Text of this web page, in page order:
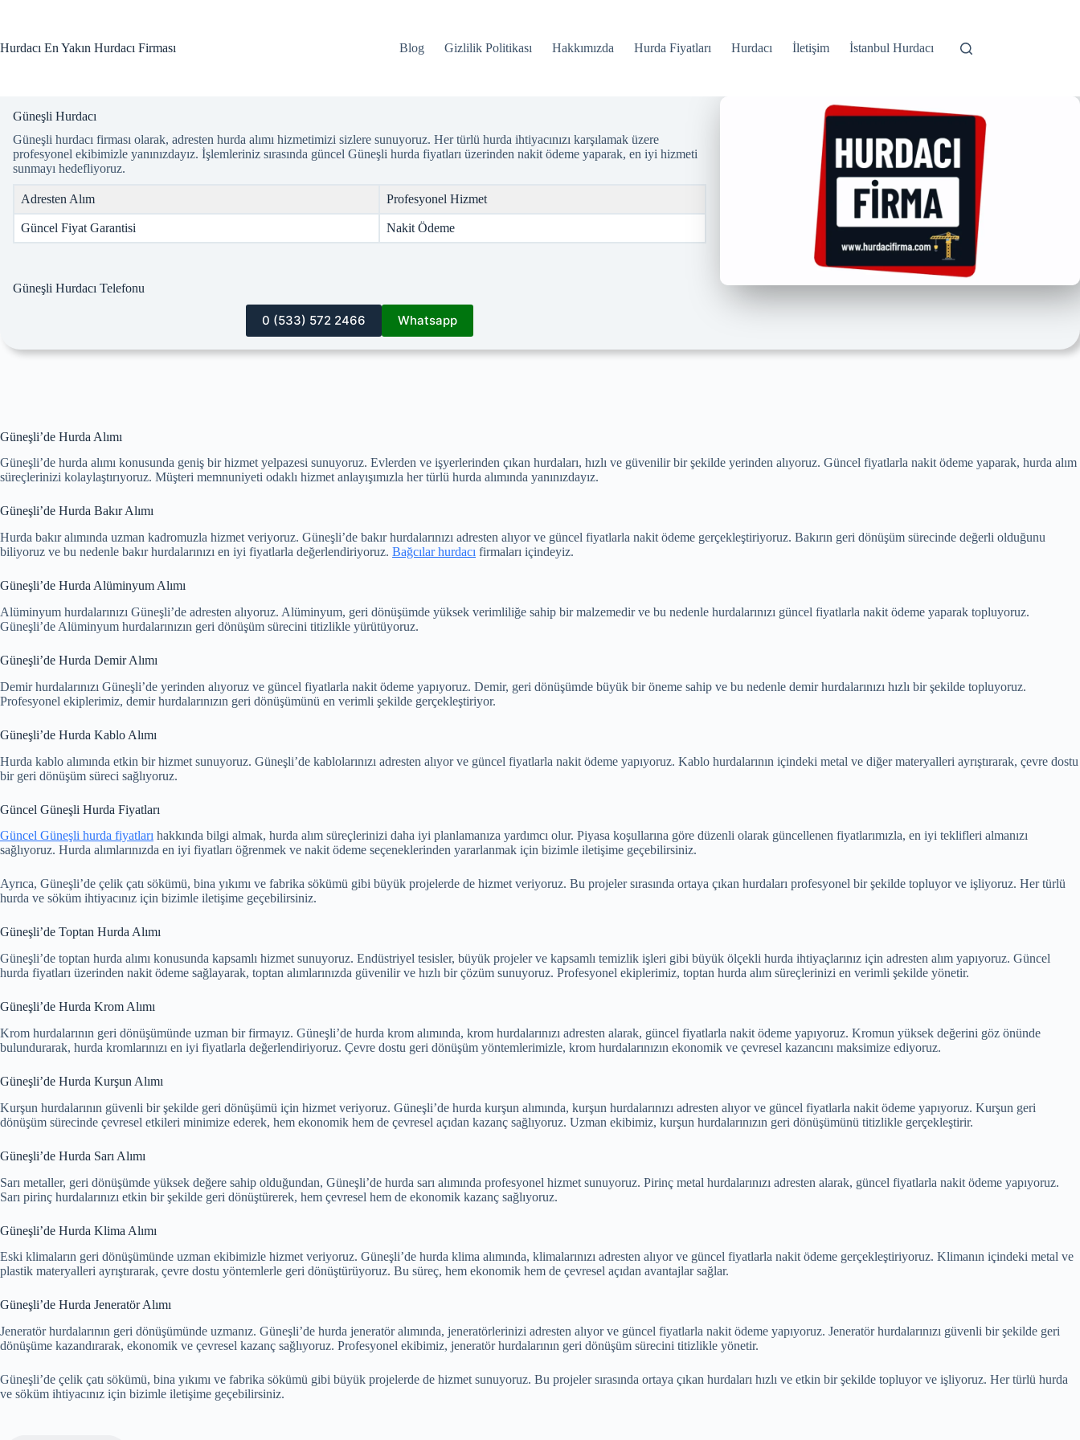
Hurdacı En Yakın Hurdacı Firması
Blog Gizlilik Politikası Hakkımızda Hurda Fiyatları Hurdacı İletişim İstanbul Hurdacı
Güneşli Hurdacı
Güneşli hurdacı firması olarak, adresten hurda alımı hizmetimizi sizlere sunuyoruz. Her türlü hurda ihtiyacınızı karşılamak üzere
profesyonel ekibimizle yanınızdayız. İşlemleriniz sırasında güncel Güneşli hurda fiyatları üzerinden nakit ödeme yaparak, en iyi hizmeti
sunmayı hedefliyoruz.
Adresten Alım Profesyonel Hizmet
Güncel Fiyat Garantisi Nakit Ödeme
Güneşli Hurdacı Telefonu
0 (533) 572 2466 Whatsapp
Güneşli’de Hurda Alımı
Güneşli’de hurda alımı konusunda geniş bir hizmet yelpazesi sunuyoruz. Evlerden ve işyerlerinden çıkan hurdaları, hızlı ve güvenilir bir şekilde yerinden alıyoruz. Güncel fiyatlarla nakit ödeme yaparak, hurda alım
süreçlerinizi kolaylaştırıyoruz. Müşteri memnuniyeti odaklı hizmet anlayışımızla her türlü hurda alımında yanınızdayız.
Güneşli’de Hurda Bakır Alımı
Hurda bakır alımında uzman kadromuzla hizmet veriyoruz. Güneşli’de bakır hurdalarınızı adresten alıyor ve güncel fiyatlarla nakit ödeme gerçekleştiriyoruz. Bakırın geri dönüşüm sürecinde değerli olduğunu
biliyoruz ve bu nedenle bakır hurdalarınızı en iyi fiyatlarla değerlendiriyoruz. Bağcılar hurdacı firmaları içindeyiz.
Güneşli’de Hurda Alüminyum Alımı
Alüminyum hurdalarınızı Güneşli’de adresten alıyoruz. Alüminyum, geri dönüşümde yüksek verimliliğe sahip bir malzemedir ve bu nedenle hurdalarınızı güncel fiyatlarla nakit ödeme yaparak topluyoruz.
Güneşli’de Alüminyum hurdalarınızın geri dönüşüm sürecini titizlikle yürütüyoruz.
Güneşli’de Hurda Demir Alımı
Demir hurdalarınızı Güneşli’de yerinden alıyoruz ve güncel fiyatlarla nakit ödeme yapıyoruz. Demir, geri dönüşümde büyük bir öneme sahip ve bu nedenle demir hurdalarınızı hızlı bir şekilde topluyoruz.
Profesyonel ekiplerimiz, demir hurdalarınızın geri dönüşümünü en verimli şekilde gerçekleştiriyor.
Güneşli’de Hurda Kablo Alımı
Hurda kablo alımında etkin bir hizmet sunuyoruz. Güneşli’de kablolarınızı adresten alıyor ve güncel fiyatlarla nakit ödeme yapıyoruz. Kablo hurdalarının içindeki metal ve diğer materyalleri ayrıştırarak, çevre dostu
bir geri dönüşüm süreci sağlıyoruz.
Güncel Güneşli Hurda Fiyatları
Güncel Güneşli hurda fiyatları hakkında bilgi almak, hurda alım süreçlerinizi daha iyi planlamanıza yardımcı olur. Piyasa koşullarına göre düzenli olarak güncellenen fiyatlarımızla, en iyi teklifleri almanızı
sağlıyoruz. Hurda alımlarınızda en iyi fiyatları öğrenmek ve nakit ödeme seçeneklerinden yararlanmak için bizimle iletişime geçebilirsiniz.
Ayrıca, Güneşli’de çelik çatı sökümü, bina yıkımı ve fabrika sökümü gibi büyük projelerde de hizmet veriyoruz. Bu projeler sırasında ortaya çıkan hurdaları profesyonel bir şekilde topluyor ve işliyoruz. Her türlü
hurda ve söküm ihtiyacınız için bizimle iletişime geçebilirsiniz.
Güneşli’de Toptan Hurda Alımı
Güneşli’de toptan hurda alımı konusunda kapsamlı hizmet sunuyoruz. Endüstriyel tesisler, büyük projeler ve kapsamlı temizlik işleri gibi büyük ölçekli hurda ihtiyaçlarınız için adresten alım yapıyoruz. Güncel
hurda fiyatları üzerinden nakit ödeme sağlayarak, toptan alımlarınızda güvenilir ve hızlı bir çözüm sunuyoruz. Profesyonel ekiplerimiz, toptan hurda alım süreçlerinizi en verimli şekilde yönetir.
Güneşli’de Hurda Krom Alımı
Krom hurdalarının geri dönüşümünde uzman bir firmayız. Güneşli’de hurda krom alımında, krom hurdalarınızı adresten alarak, güncel fiyatlarla nakit ödeme yapıyoruz. Kromun yüksek değerini göz önünde
bulundurarak, hurda kromlarınızı en iyi fiyatlarla değerlendiriyoruz. Çevre dostu geri dönüşüm yöntemlerimizle, krom hurdalarınızın ekonomik ve çevresel kazancını maksimize ediyoruz.
Güneşli’de Hurda Kurşun Alımı
Kurşun hurdalarının güvenli bir şekilde geri dönüşümü için hizmet veriyoruz. Güneşli’de hurda kurşun alımında, kurşun hurdalarınızı adresten alıyor ve güncel fiyatlarla nakit ödeme yapıyoruz. Kurşun geri
dönüşüm sürecinde çevresel etkileri minimize ederek, hem ekonomik hem de çevresel açıdan kazanç sağlıyoruz. Uzman ekibimiz, kurşun hurdalarınızın geri dönüşümünü titizlikle gerçekleştirir.
Güneşli’de Hurda Sarı Alımı
Sarı metaller, geri dönüşümde yüksek değere sahip olduğundan, Güneşli’de hurda sarı alımında profesyonel hizmet sunuyoruz. Pirinç metal hurdalarınızı adresten alarak, güncel fiyatlarla nakit ödeme yapıyoruz.
Sarı pirinç hurdalarınızı etkin bir şekilde geri dönüştürerek, hem çevresel hem de ekonomik kazanç sağlıyoruz.
Güneşli’de Hurda Klima Alımı
Eski klimaların geri dönüşümünde uzman ekibimizle hizmet veriyoruz. Güneşli’de hurda klima alımında, klimalarınızı adresten alıyor ve güncel fiyatlarla nakit ödeme gerçekleştiriyoruz. Klimanın içindeki metal ve
plastik materyalleri ayrıştırarak, çevre dostu yöntemlerle geri dönüştürüyoruz. Bu süreç, hem ekonomik hem de çevresel açıdan avantajlar sağlar.
Güneşli’de Hurda Jeneratör Alımı
Jeneratör hurdalarının geri dönüşümünde uzmanız. Güneşli’de hurda jeneratör alımında, jeneratörlerinizi adresten alıyor ve güncel fiyatlarla nakit ödeme yapıyoruz. Jeneratör hurdalarınızı güvenli bir şekilde geri
dönüşüme kazandırarak, ekonomik ve çevresel kazanç sağlıyoruz. Profesyonel ekibimiz, jeneratör hurdalarının geri dönüşüm sürecini titizlikle yönetir.
Güneşli’de çelik çatı sökümü, bina yıkımı ve fabrika sökümü gibi büyük projelerde de hizmet sunuyoruz. Bu projeler sırasında ortaya çıkan hurdaları hızlı ve etkin bir şekilde topluyor ve işliyoruz. Her türlü hurda
ve söküm ihtiyacınız için bizimle iletişime geçebilirsiniz.